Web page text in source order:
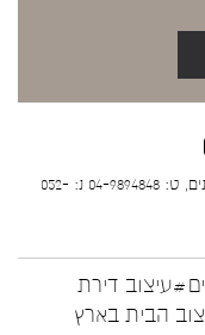
הילית קרש עיצוב ואדריכלות פנים, מושב הבונים, ט: 04-9894848 נ: 052-
#עיצוב דירת
הבית בארץ